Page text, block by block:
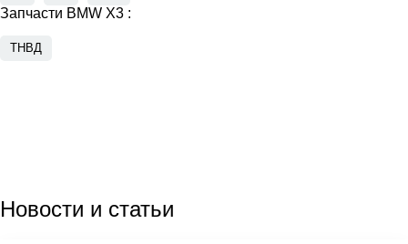
Запчасти BMW X3 :
ТНВД
Новости и статьи